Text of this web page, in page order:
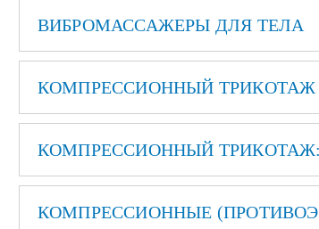
ВИБРОМАССАЖЕРЫ ДЛЯ ТЕЛА
КОМПРЕССИОННЫЙ ТРИКОТАЖ
КОМПРЕССИОННЫЙ
КОМПРЕССИОННЫЕ